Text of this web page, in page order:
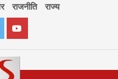
राजनीति राज्य
Youtube